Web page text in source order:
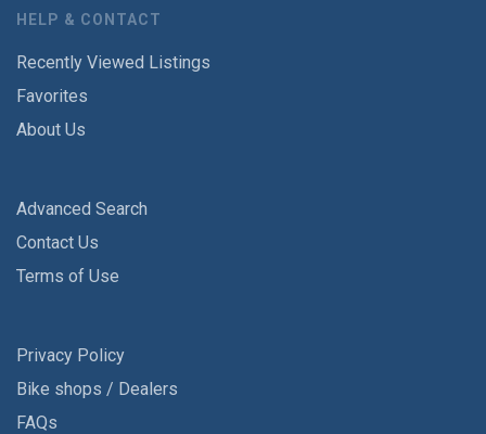
HELP & CONTACT
Recently Viewed Listings
Favorites
About Us
Advanced Search
Contact Us
Terms of Use
Privacy Policy
Bike shops / Dealers
FAQs